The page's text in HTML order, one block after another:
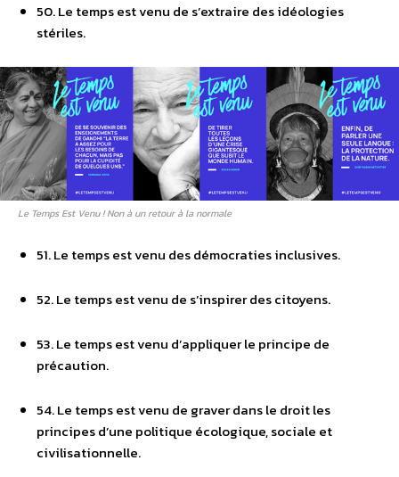
50. Le temps est venu de s’extraire des idéologies
stériles.
Le Temps Est Venu ! Non à un retour à la normale
51. Le temps est venu des démocraties inclusives.
52. Le temps est venu de s’inspirer des citoyens.
53. Le temps est venu d’appliquer le principe de
précaution.
54. Le temps est venu de graver dans le droit les
principes d’une politique écologique, sociale et
civilisationnelle.